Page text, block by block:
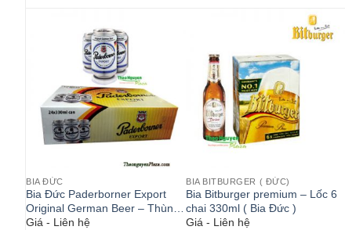
BIA ĐỨC
Bia Đức Paderborner Export
Original German Beer – Thùng
24 lon 330ml- Hộp Tết
Giá - Liên hệ
BIA BITBURGER ( ĐỨC)
Bia Bitburger premium – Lốc 6
chai 330ml ( Bia Đức )
Giá - Liên hệ